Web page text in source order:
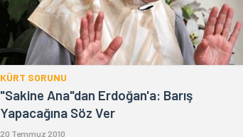
KÜRT SORUNU
"Sakine Ana"dan Erdoğan'a: Barış
Yapacağına Söz Ver
20 Temmuz 2010